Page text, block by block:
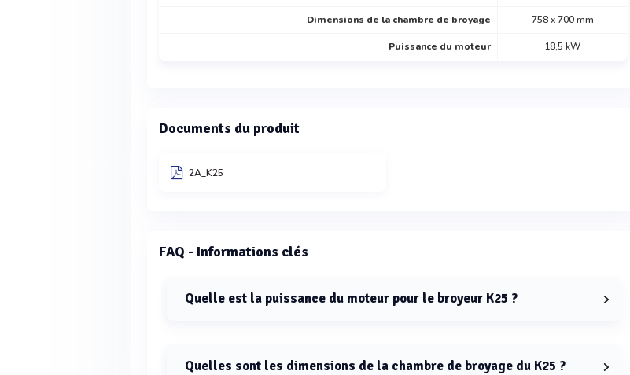
Dimensions de la chambre de broyage 758 x 700 mm
Puissance du moteur 18,5 kW
Documents du produit
2A_K25
FAQ - Informations clés
Quelle est la puissance du moteur pour le broyeur K25 ?
Quelles sont les dimensions de la chambre de broyage du K25 ?